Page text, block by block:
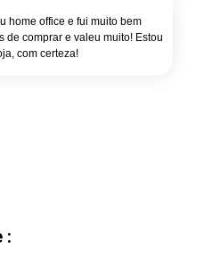
home office e fui muito bem
de comprar e valeu muito! Estou
com certeza!
: